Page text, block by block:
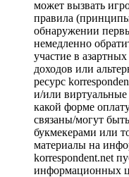
может вызвать
правила
обнаружении
немедленно
участие в
доходов или
ресурс
и/или
какой форме
связаны/могут
букмекерами или
материалы на
korrespondent.net
информационных